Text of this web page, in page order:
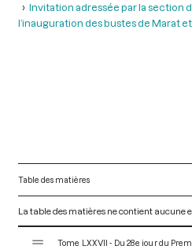
Invitation adressée par la section
l’inauguration des bustes de Marat
Table des matières
La table des matières ne contient aucune